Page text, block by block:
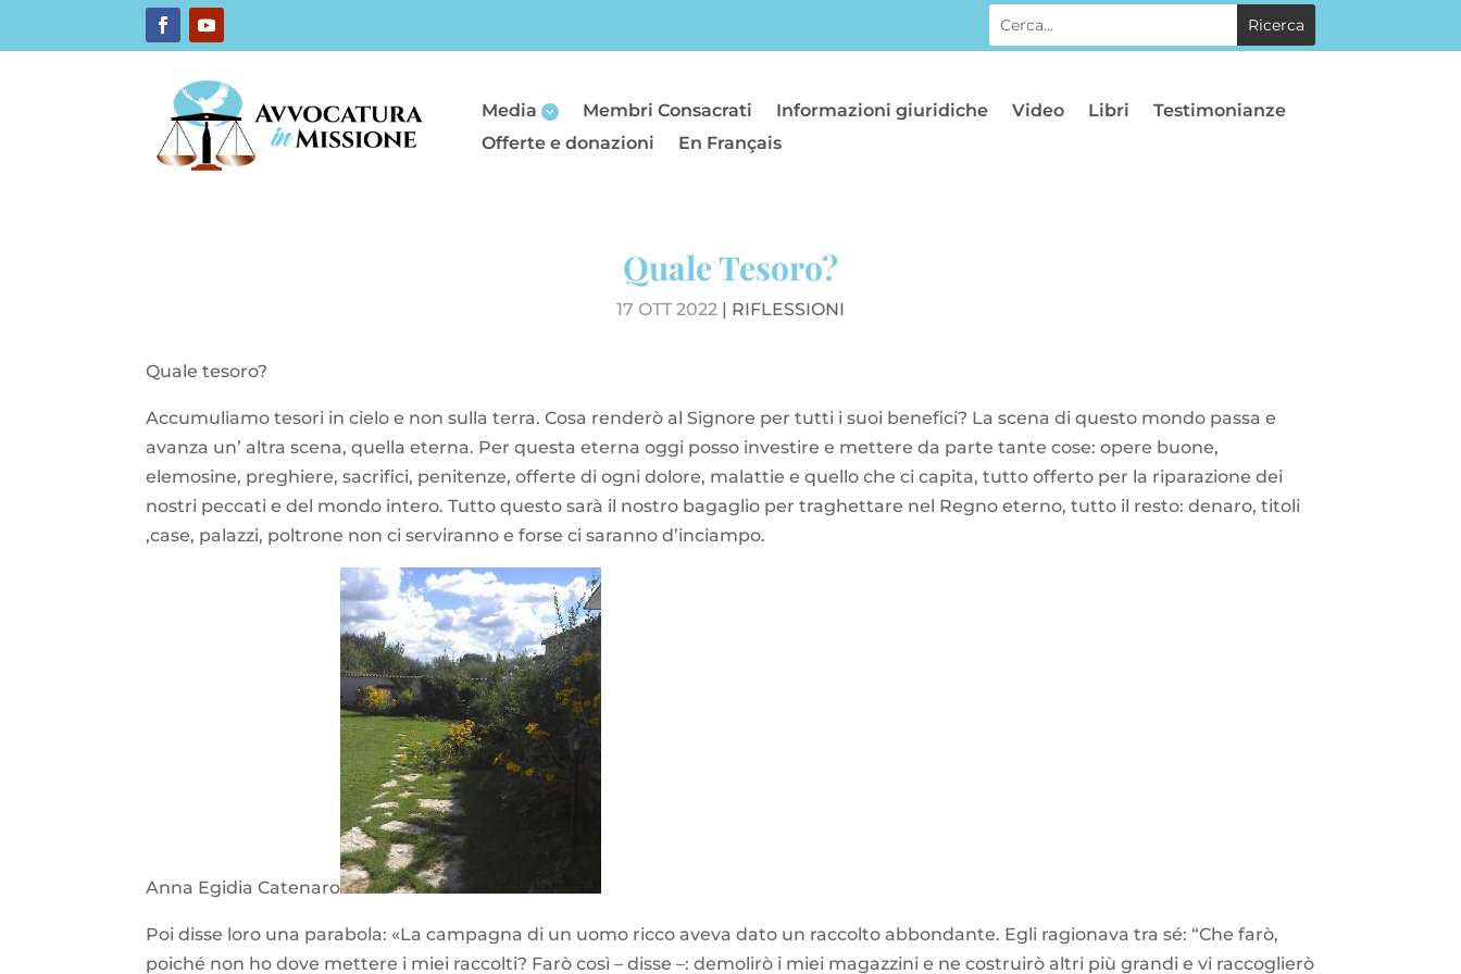
Media Membri Consacrati Informazioni giuridiche Video Libri
Testimonianze
Offerte e donazioni
En Français
Quale Tesoro?
17 OTT 2022 | RIFLESSIONI
Quale tesoro?
Accumuliamo tesori in cielo e non sulla terra. Cosa renderò al Signore per tutti i suoi benefici? La scena di questo mondo passa e
avanza un’ altra scena, quella eterna. Per questa eterna oggi posso investire e mettere da parte tante cose: opere buone,
elemosine, preghiere, sacrifici, penitenze, offerte di ogni dolore, malattie e quello che ci capita, tutto offerto per la riparazione dei
nostri peccati e del mondo intero. Tutto questo sarà il nostro bagaglio per traghettare nel Regno eterno, tutto il resto: denaro, titoli
,case, palazzi, poltrone non ci serviranno e forse ci saranno d’inciampo.
Anna Egidia Catenaro
Poi disse loro una parabola: «La campagna di un uomo ricco aveva dato un raccolto abbondante. Egli ragionava tra sé: “Che farò,
poiché non ho dove mettere i miei raccolti? Farò così – disse –: demolirò i miei magazzini e ne costruirò altri più grandi e vi raccoglierò